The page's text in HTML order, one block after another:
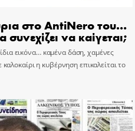
στο AntiNero του…
να καίγεται;
εικόνα… καμένα δάση, χαμένες
η κυβέρνηση επικαλείται το